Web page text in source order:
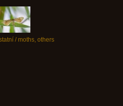
/ moths, others